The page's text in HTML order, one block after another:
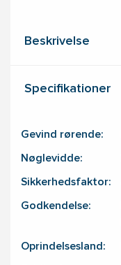
Beskrivelse
Specifikationer
Gevind rørende:
Nøglevidde:
Sikkerhedsfaktor:
Godkendelse:
Oprindelsesland: